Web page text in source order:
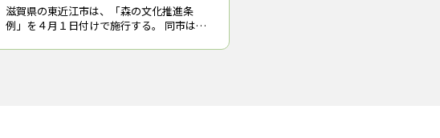
滋賀県の東近江市は、「森の文化推進条
例」を４月１日付けで施行する。 同市は、
鈴鹿山脈から琵琶湖に至る森里川湖のつな